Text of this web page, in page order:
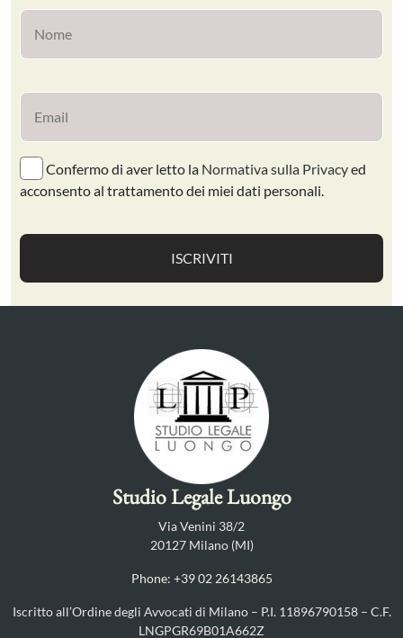
Confermo di aver letto la Normativa sulla Privacyed
acconsento al trattamento dei miei dati personali.
Studio Legale Luongo
Via Venini 38/2
20127 Milano (MI)
Phone: +39 02 26143865
Iscritto all’Ordine degli Avvocati di Milano – P.I. 11896790158 – C.F.
LNGPGR69B01A662Z